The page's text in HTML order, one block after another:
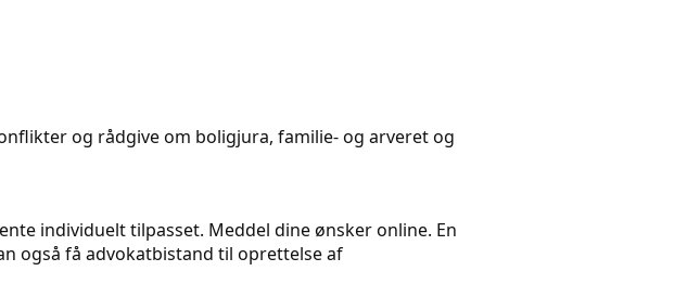
og rådgive om boligjura, familie- og arveret og
individuelt tilpasset. Meddel dine ønsker online. En
også få advokatbistand til oprettelse af